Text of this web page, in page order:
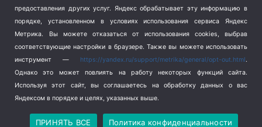
Copyright © 2026
Политика конфиденциальности
предоставления других услуг. Яндекс обрабатывает эту информацию в
порядке, установленном в условиях использования сервиса Яндекс
Метрика.
Вы можете отказаться от использования cookies, выбрав
соответствующие настройки в браузере. Также вы можете использовать
инструмент — https://yandex.ru/support/metrika/general/opt-out.html.
Однако это может повлиять на работу некоторых функций сайта.
Используя этот сайт, вы соглашаетесь на обработку данных о вас
Яндексом в порядке и целях, указанных выше.
ПРИНЯТЬ ВСЕ Политика конфиденциальности